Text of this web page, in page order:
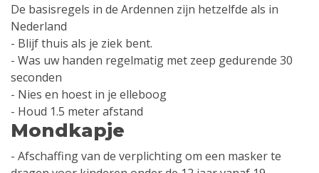
De basisregels in de Ardennen zijn hetzelfde als in
Nederland
- Blijf thuis als je ziek bent.
- Was uw handen regelmatig met zeep gedurende 30
seconden
- Nies en hoest in je elleboog
- Houd 1.5 meter afstand
Mondkapje
- Afschaffing van de verplichting om een ​​masker te